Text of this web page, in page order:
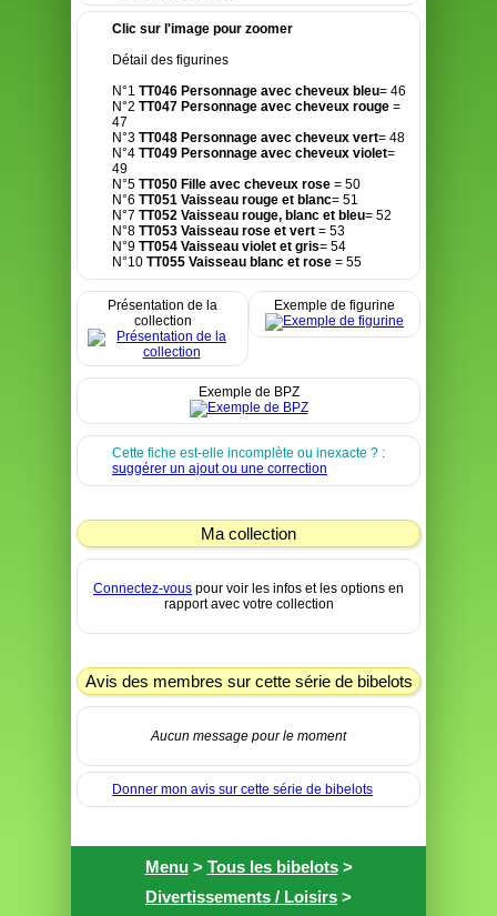
Clic sur l'image pour zoomer
Détail des figurines
N°1 TT046 Personnage avec cheveux bleu= 46
N°2 TT047 Personnage avec cheveux rouge =
47
N°3 TT048 Personnage avec cheveux vert= 48
N°4 TT049 Personnage avec cheveux violet=
49
N°5 TT050 Fille avec cheveux rose = 50
N°6 TT051 Vaisseau rouge et blanc= 51
N°7 TT052 Vaisseau rouge, blanc et bleu= 52
N°8 TT053 Vaisseau rose et vert = 53
N°9 TT054 Vaisseau violet et gris= 54
N°10 TT055 Vaisseau blanc et rose = 55
Présentation de la
collection
Exemple de figurine
Exemple de BPZ
Cette fiche est-elle incomplète ou inexacte ? :
suggérer un ajout ou une correction
Ma collection
Connectez-vous pour voir les infos et les options en
rapport avec votre collection
Avis des membres sur cette série de bibelots
Aucun message pour le moment
Donner mon avis sur cette série de bibelots
Menu> Tous les bibelots>
Divertissements / Loisirs >